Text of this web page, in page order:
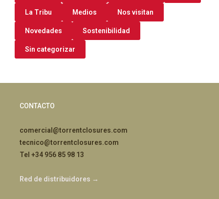
La Tribu Medios Nos visitan
Novedades Sostenibilidad
Sin categorizar
CONTACTO
comercial@torrentclosures.com
tecnico@torrentclosures.com
Tel +34 956 85 98 13
Red de distribuidores →